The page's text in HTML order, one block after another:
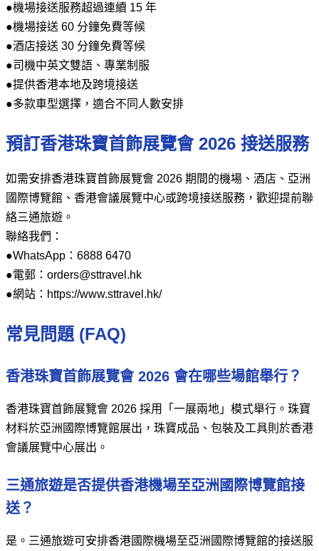
●機場接送服務超過連續 15 年
●機場接送 60 分鐘免費等候
●酒店接送 30 分鐘免費等候
●司機中英文雙語、專業制服
●提供香港本地及跨境接送
●多款車型選擇，適合不同人數安排
預訂香港珠寶首飾展覽會 2026 接送服務
如需安排香港珠寶首飾展覽會 2026 期間的機場、酒店、亞洲
國際博覽館、香港會議展覽中心或跨境接送服務，歡迎提前聯
絡三通旅遊。
聯絡我們：
●WhatsApp：6888 6470
●電郵：orders@sttravel.hk
●網站：https://www.sttravel.hk/
常見問題 (FAQ)
香港珠寶首飾展覽會 2026 會在哪些場館舉行？
香港珠寶首飾展覽會 2026 採用「一展兩地」模式舉行。珠寶
材料於亞洲國際博覽館展出，珠寶成品、包裝及工具則於香港
會議展覽中心展出。
三通旅遊是否提供香港機場至亞洲國際博覽館接
送？
是。三通旅遊可安排香港國際機場至亞洲國際博覽館的接送服